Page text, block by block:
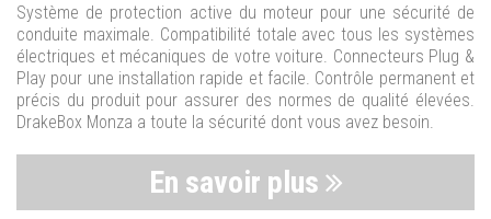
Système de protection active du moteur pour une sécurité de
conduite maximale. Compatibilité totale avec tous les systèmes
électriques et mécaniques de votre voiture. Connecteurs Plug &
Play pour une installation rapide et facile. Contrôle permanent et
précis du produit pour assurer des normes de qualité élevées.
DrakeBox Monza a toute la sécurité dont vous avez besoin.
En savoir plus